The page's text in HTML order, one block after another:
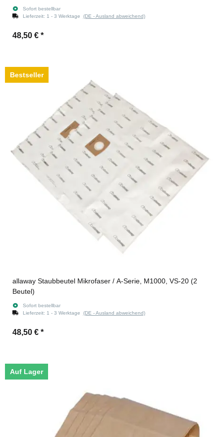
Sofort bestellbar
Lieferzeit: 1 - 3 Werktage (DE - Ausland abweichend)
48,50 € *
Bestseller
allaway Staubbeutel Mikrofaser / A-Serie, M1000, VS-20 (2
Beutel)
Sofort bestellbar
Lieferzeit: 1 - 3 Werktage (DE - Ausland abweichend)
48,50 € *
Auf Lager